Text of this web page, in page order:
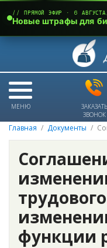
МЕНЮ
ЗАКАЗАТЬ
ЗВОНОК
Главная Документы
функции
// ПРЯМОЙ ЭФИР · 6
Новые штрафы для